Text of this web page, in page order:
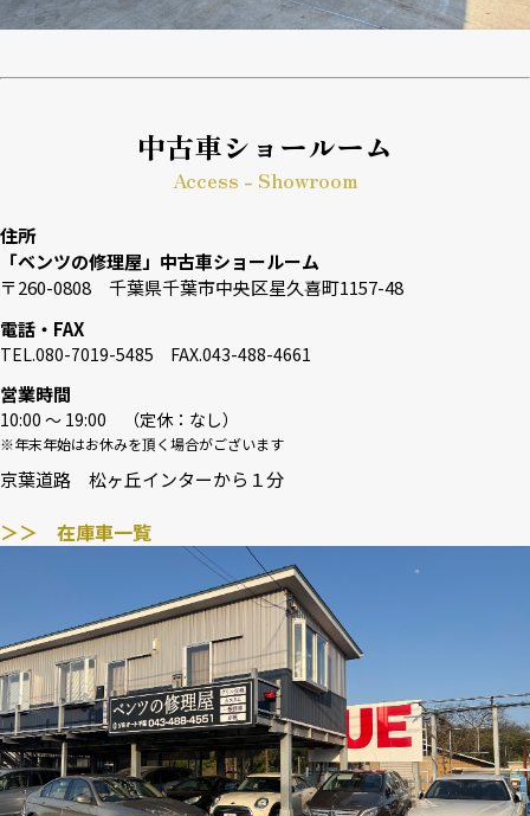
中古車ショールーム
Access - Showroom
住所
「ベンツの修理屋」中古車ショールーム
〒260-0808 千葉県千葉市中央区星久喜町1157-48
電話・FAX
TEL.080-7019-5485 FAX.043-488-4661
営業時間
10:00 〜 19:00 （定休：なし）
※年末年始はお休みを頂く場合がございます
京葉道路 松ヶ丘インターから１分
＞＞ 在庫車一覧